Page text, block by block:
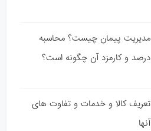
مدیریت پیمان چیست؟ محاسبه
درصد و کارمزد آن چگونه است؟
تعریف کالا و خدمات و تفاوت های
آنها